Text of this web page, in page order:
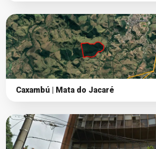
Caxambú | Mata do Jacaré